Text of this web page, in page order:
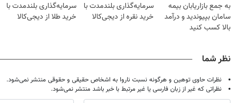
به جمع بازاریابان بیمه
سامان بپیوندید و درآمد
بالا کسب کنید
سرمایه‌گذاری بلندمدت با
خرید نقره از دیجی‌کالا
سرمایه‌گذاری بلندمدت با
خرید طلا از دیجی‌کالا
نظر شما
نظرات حاوی توهین و هرگونه نسبت ناروا به اشخاص حقیقی و حقوقی منتشر نمی‌شود.
نظراتی که غیر از زبان فارسی یا غیر مرتبط با خبر باشد منتشر نمی‌شود.